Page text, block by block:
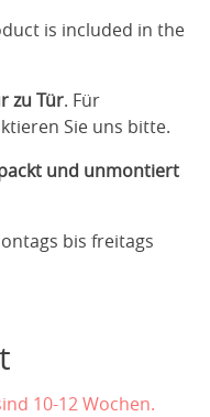
is included in the
zu Tür. Für
Sie uns bitte.
und unmontiert
bis freitags
10-12 Wochen.